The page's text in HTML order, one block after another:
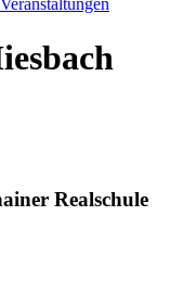
Veranstaltungen
Realschule